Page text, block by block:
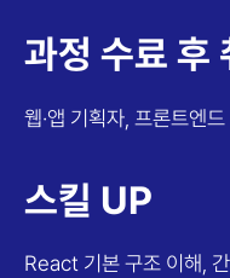
과정 수료 후
웹·앱 기획자, 프론트엔
스킬 UP
React 기본 구조 이해,